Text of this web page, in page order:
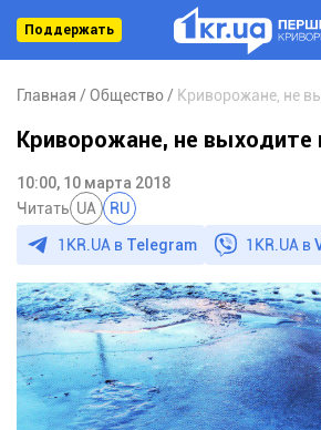
Поддержать
Главная Общество
Криворожане, не выходите
10:00, 10 марта 2018
Читать UA RU
1KR.UA в Telegram 1KR.UA в